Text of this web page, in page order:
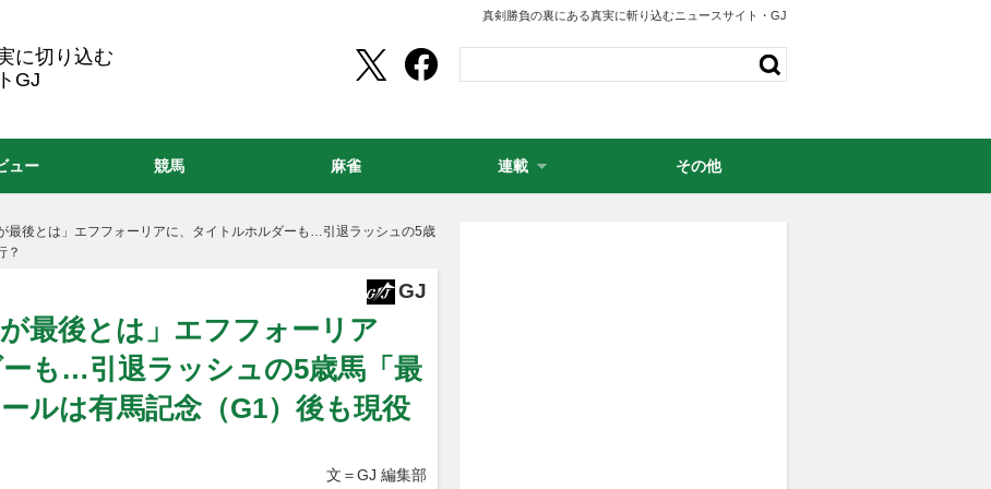
真剣勝負の裏にある真実に斬り込むニュースサイト・GJ
に切り込む
GJ
最後とは」エフフォーリアに、タイトルホルダーも…引退ラッシュの5歳
？
GJ
最後とは」エフフォーリア
も…引退ラッシュの5歳馬「最
ルは有馬記念（G1）後も現役
文＝GJ 編集部
ュー 競馬 麻雀 連載 その他